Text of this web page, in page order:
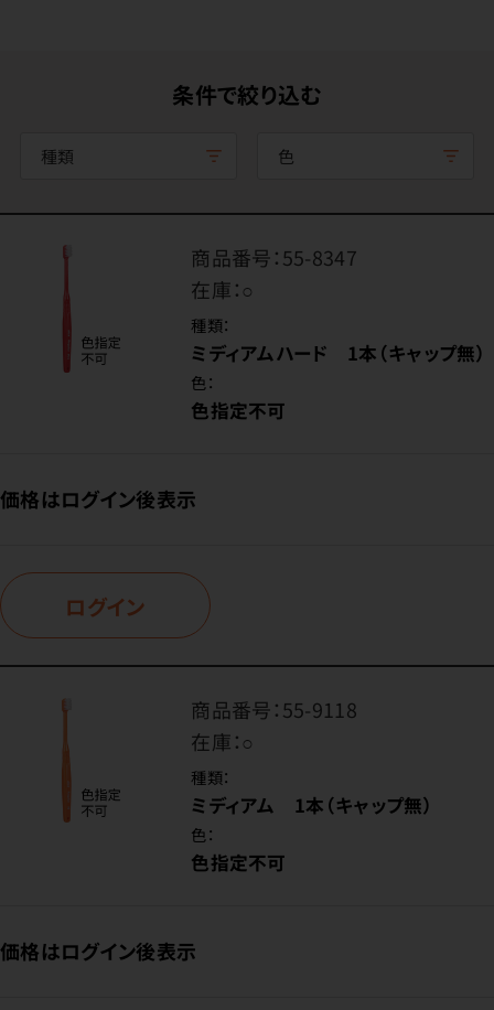
条件で絞り込む
種類 色
商品番号：55-8347
在庫：○
種類：
ミディアムハード 1本（キャップ無）
色：
色指定不可
価格はログイン後表示
ログイン
商品番号：55-9118
在庫：○
種類：
ミディアム 1本（キャップ無）
色：
色指定不可
価格はログイン後表示